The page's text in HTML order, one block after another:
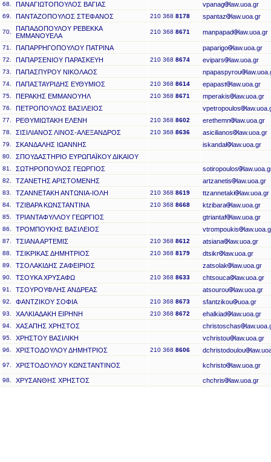
68. ΠΑΝΑΓΙΩΤΟΠΟΥΛΟΣ ΒΑΓΙΑΣ vpanag law.uoa.gr
69. ΠΑΝΤΑΖΟΠΟΥΛΟΣ ΣΤΕΦΑΝΟΣ 210 368 8178 spantaz law.uoa.gr
70.
ΠΑΠΑΔΟΠΟΥΛΟΥ ΡΕΒΕΚΚΑ
ΕΜΜΑΝΟΥΕΛΑ
210 368 8671 manpapad law.uoa.gr
71. ΠΑΠΑΡΡΗΓΟΠΟΥΛΟΥ ΠΑΤΡΙΝΑ paparigo law.uoa.gr
72. ΠΑΠΑΡΣΕΝΙΟΥ ΠΑΡΑΣΚΕΥΗ 210 368 8674 evipars law.uoa.gr
73. ΠΑΠΑΣΠΥΡΟΥ ΝΙΚΟΛΑΟΣ npapaspyrou
74. ΠΑΠΑΣΤΑΥΡΙΔΗΣ ΕΥΘΥΜΙΟΣ 210 368 8614 epapast law.uoa.gr
75. ΠΕΡΑΚΗΣ ΕΜΜΑΝΟΥΗΛ 210 368 8671 mperakis law.uoa.gr
76. ΠΕΤΡΟΠΟΥΛΟΣ ΒΑΣΙΛΕΙΟΣ vpetropoulos
77. ΡΕΘΥΜΙΩΤΑΚΗ ΕΛΕΝΗ 210 368 8602 erethemn law.uoa.gr
78. ΣΙΣΙΛΙΑΝΟΣ ΛΙΝΟΣ-ΑΛΕΞΑΝΔΡΟΣ 210 368 8636 asicilianos law.uoa.gr
79. ΣΚΑΝΔΑΛΗΣ ΙΩΑΝΝΗΣ iskandal law.uoa.gr
80. ΣΠΟΥΔΑΣΤΗΡΙΟ ΕΥΡΩΠΑΪΚΟΥ ΔΙΚΑΙΟΥ
81. ΣΩΤΗΡΟΠΟΥΛΟΣ ΓΕΩΡΓΙΟΣ sotiropoulos
82. ΤΖΑΝΕΤΗΣ ΑΡΙΣΤΟΜΕΝΗΣ artzanetis law.uoa.gr
83. ΤΖΑΝΝΕΤΑΚΗ ΑΝΤΩΝΙΑ-ΙΟΛΗ 210 368 8619 ttzannetaki law.uoa.gr
84. ΤΖΙΒΑΡΑ ΚΩΝΣΤΑΝΤΙΝΑ 210 368 8668 ktzibara law.uoa.gr
85. ΤΡΙΑΝΤΑΦΥΛΛΟΥ ΓΕΩΡΓΙΟΣ gtriantaf law.uoa.gr
86. ΤΡΟΜΠΟΥΚΗΣ ΒΑΣΙΛΕΙΟΣ vtrompoukis
87. ΤΣΙΑΝΑ ΑΡΤΕΜΙΣ 210 368 8612 atsiana law.uoa.gr
88. ΤΣΙΚΡΙΚΑΣ ΔΗΜΗΤΡΙΟΣ 210 368 8179 dtsikr law.uoa.gr
89. ΤΣΟΛΑΚΙΔΗΣ ΖΑΦΕΙΡΙΟΣ zatsolak law.uoa.gr
90. ΤΣΟΥΚΑ ΧΡΥΣΑΦΩ 210 368 8633 chtsouca law.uoa.gr
91. ΤΣΟΥΡΟΥΦΛΗΣ ΑΝΔΡΕΑΣ atsourou law.uoa.gr
92. ΦΑΝΤΖΙΚΟΥ ΣΟΦΙΑ 210 368 8673 sfantzikou uoa.gr
93. ΧΑΛΚΙΑΔΑΚΗ ΕΙΡΗΝΗ 210 368 8672 ehalkiad law.uoa.gr
94. ΧΑΣΑΠΗΣ ΧΡΗΣΤΟΣ christoschas
95. ΧΡΗΣΤΟΥ ΒΑΣΙΛΙΚΗ vchristou law.uoa.gr
96. ΧΡΙΣΤΟΔΟΥΛΟΥ ΔΗΜΗΤΡΙΟΣ 210 368 8606 dchristodoulou
97. ΧΡΙΣΤΟΔΟΥΛΟΥ ΚΩΝΣΤΑΝΤΙΝΟΣ kchristo law.uoa.gr
98. ΧΡΥΣΑΝΘΗΣ ΧΡΗΣΤΟΣ chchris law.uoa.gr